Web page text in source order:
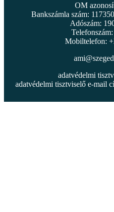
OM
Bankszámla szám:
Adószám:
Mobiltelefon:
adatvédelmi
adatvédelmi tisztviselő e-mail